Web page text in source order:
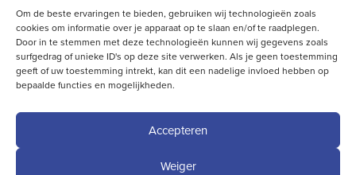
Om de beste ervaringen te bieden, gebruiken wij technologieën zoals
cookies om informatie over je apparaat op te slaan en/of te raadplegen.
Door in te stemmen met deze technologieën kunnen wij gegevens zoals
surfgedrag of unieke ID's op deze site verwerken. Als je geen toestemming
geeft of uw toestemming intrekt, kan dit een nadelige invloed hebben op
bepaalde functies en mogelijkheden.
Accepteren
Weiger
Disclaimer
Contact
info@patentwerk.nl
+31 (0)73 691 13 50
5211 BC ‘s-Hertogenbosch